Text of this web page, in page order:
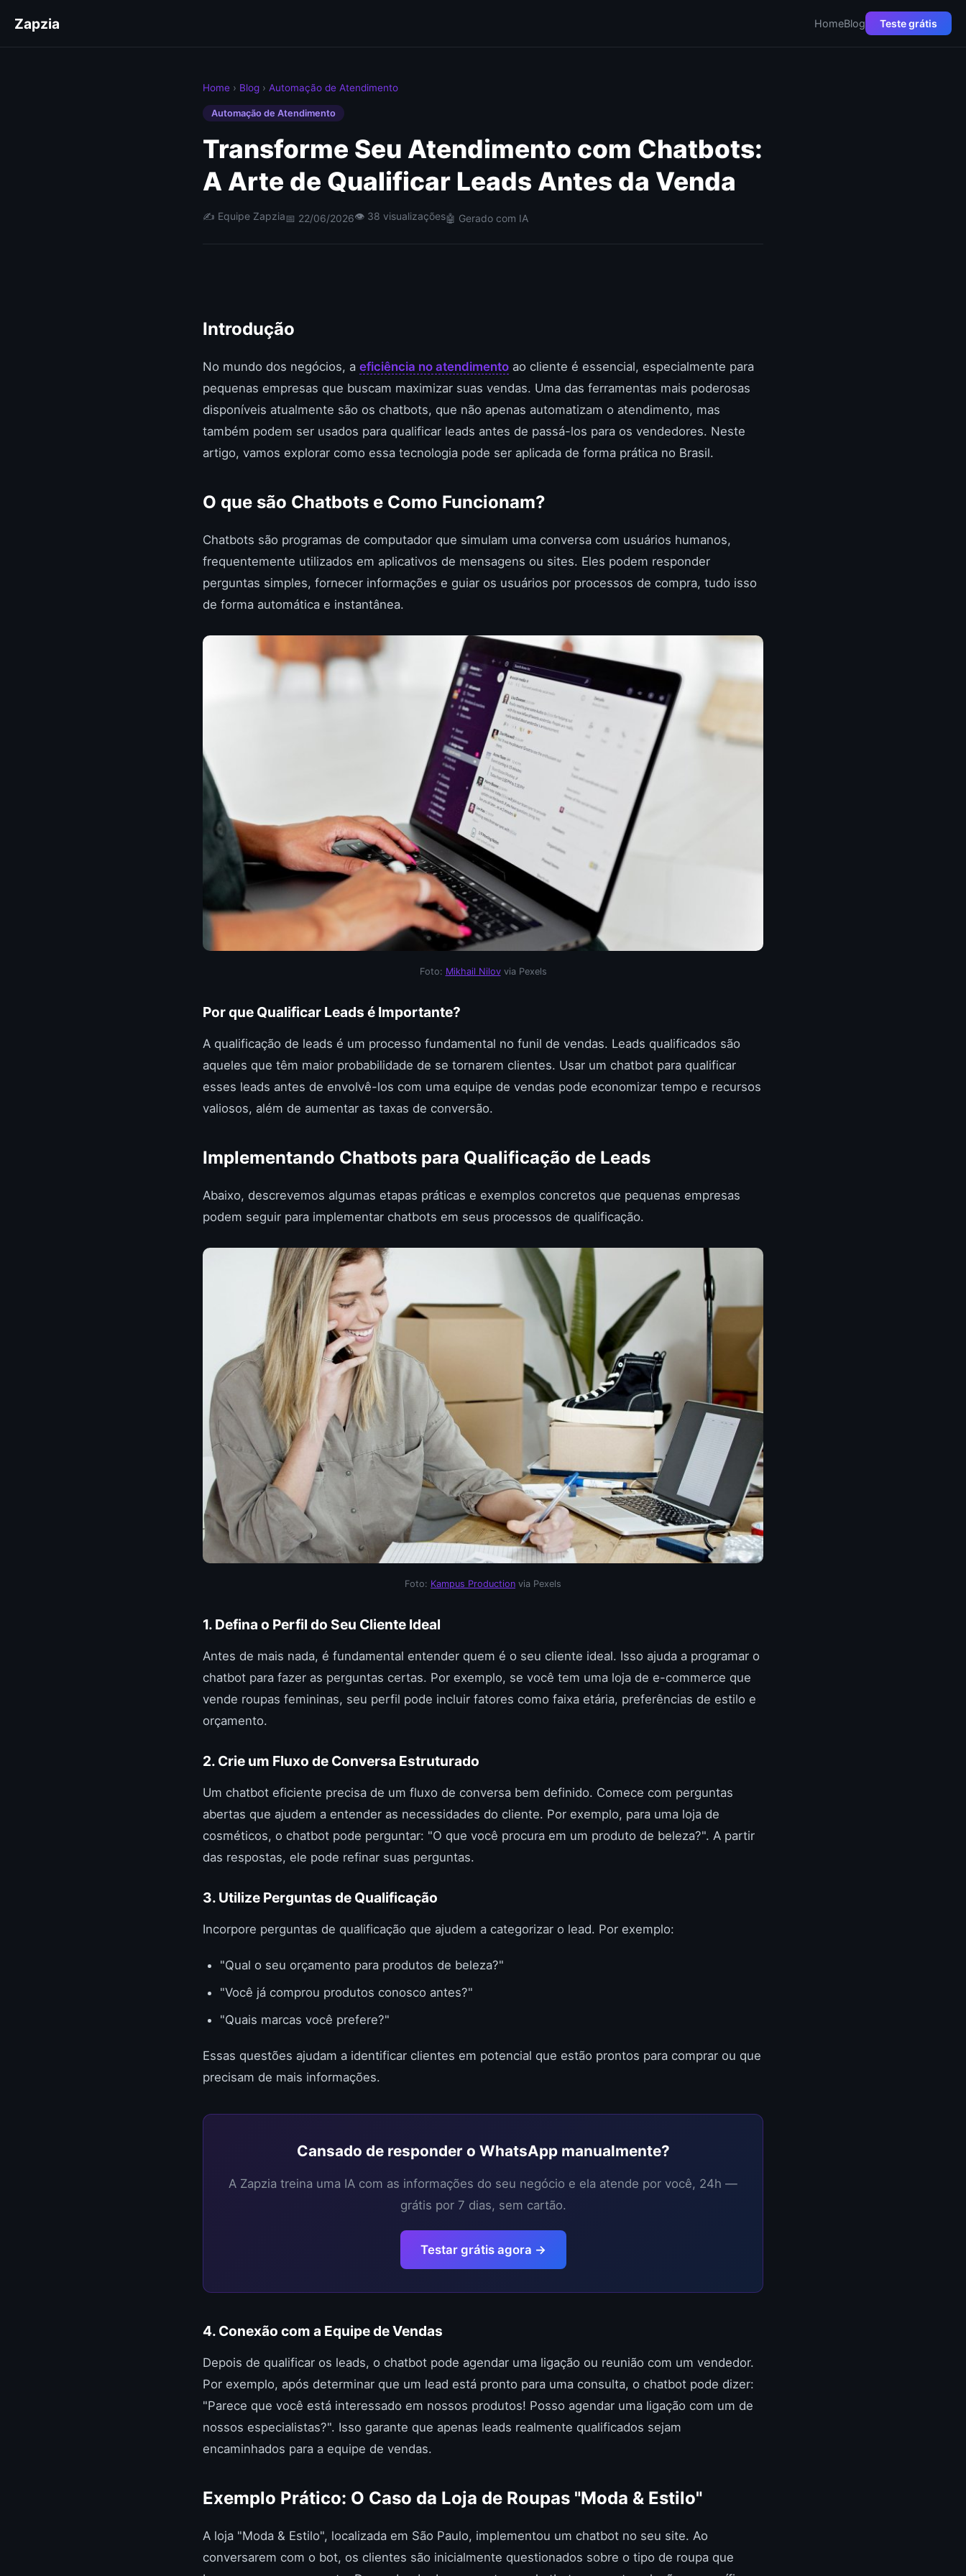
Zapzia HomeBlog Teste grátis
Home › Blog › Automação de Atendimento
Automação de Atendimento
Transforme Seu Atendimento com Chatbots:
A Arte de Qualificar Leads Antes da Venda
✍️ Equipe Zapzia📅 22/06/2026👁 38 visualizações🤖 Gerado com IA
Introdução
No mundo dos negócios, a eficiência no atendimento ao cliente é essencial, especialmente para
pequenas empresas que buscam maximizar suas vendas. Uma das ferramentas mais poderosas
disponíveis atualmente são os chatbots, que não apenas automatizam o atendimento, mas
também podem ser usados para qualificar leads antes de passá-los para os vendedores. Neste
artigo, vamos explorar como essa tecnologia pode ser aplicada de forma prática no Brasil.
O que são Chatbots e Como Funcionam?
Chatbots são programas de computador que simulam uma conversa com usuários humanos,
frequentemente utilizados em aplicativos de mensagens ou sites. Eles podem responder
perguntas simples, fornecer informações e guiar os usuários por processos de compra, tudo isso
de forma automática e instantânea.
Foto: Mikhail Nilovvia Pexels
Por que Qualificar Leads é Importante?
A qualificação de leads é um processo fundamental no funil de vendas. Leads qualificados são
aqueles que têm maior probabilidade de se tornarem clientes. Usar um chatbot para qualificar
esses leads antes de envolvê-los com uma equipe de vendas pode economizar tempo e recursos
valiosos, além de aumentar as taxas de conversão.
Implementando Chatbots para Qualificação de Leads
Abaixo, descrevemos algumas etapas práticas e exemplos concretos que pequenas empresas
podem seguir para implementar chatbots em seus processos de qualificação.
Foto: Kampus Production via Pexels
1. Defina o Perfil do Seu Cliente Ideal
Antes de mais nada, é fundamental entender quem é o seu cliente ideal. Isso ajuda a programar o
chatbot para fazer as perguntas certas. Por exemplo, se você tem uma loja de e-commerce que
vende roupas femininas, seu perfil pode incluir fatores como faixa etária, preferências de estilo e
orçamento.
2. Crie um Fluxo de Conversa Estruturado
Um chatbot eficiente precisa de um fluxo de conversa bem definido. Comece com perguntas
abertas que ajudem a entender as necessidades do cliente. Por exemplo, para uma loja de
cosméticos, o chatbot pode perguntar: "O que você procura em um produto de beleza?". A partir
das respostas, ele pode refinar suas perguntas.
3. Utilize Perguntas de Qualificação
Incorpore perguntas de qualificação que ajudem a categorizar o lead. Por exemplo:
"Qual o seu orçamento para produtos de beleza?"
"Você já comprou produtos conosco antes?"
"Quais marcas você prefere?"
Essas questões ajudam a identificar clientes em potencial que estão prontos para comprar ou que
precisam de mais informações.
Cansado de responder o WhatsApp manualmente?
A Zapzia treina uma IA com as informações do seu negócio e ela atende por você, 24h —
grátis por 7 dias, sem cartão.
Testar grátis agora →
4. Conexão com a Equipe de Vendas
Depois de qualificar os leads, o chatbot pode agendar uma ligação ou reunião com um vendedor.
Por exemplo, após determinar que um lead está pronto para uma consulta, o chatbot pode dizer:
"Parece que você está interessado em nossos produtos! Posso agendar uma ligação com um de
nossos especialistas?". Isso garante que apenas leads realmente qualificados sejam
encaminhados para a equipe de vendas.
Exemplo Prático: O Caso da Loja de Roupas "Moda & Estilo"
A loja "Moda & Estilo", localizada em São Paulo, implementou um chatbot no seu site. Ao
conversarem com o bot, os clientes são inicialmente questionados sobre o tipo de roupa que